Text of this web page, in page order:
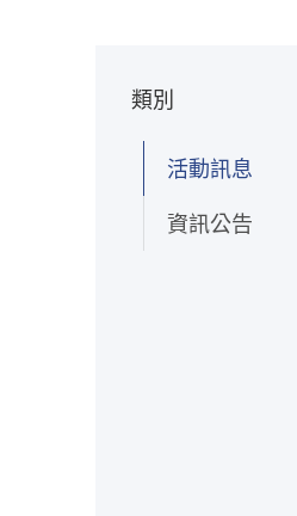
類別
活動訊息
資訊公告